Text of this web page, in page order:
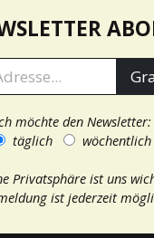
möchte den Newsletter:
täglich
wöchentlich
Privatsphäre ist uns
ist jederzeit